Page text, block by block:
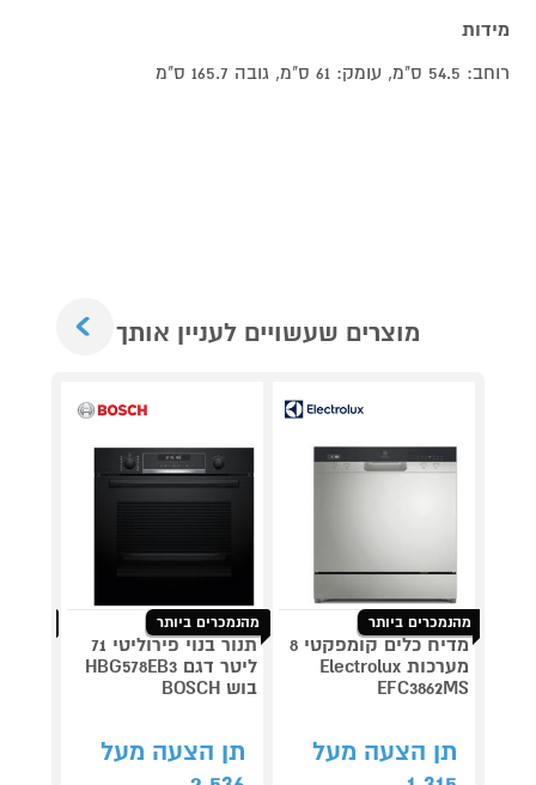
מידות
רוחב: 54.5 ס"מ, עומק: 61 ס"מ, גובה 165.7 ס"מ
מוצרים שעשויים לעניין אותך
מהנמכרים ביותר
מדיח כלים קומפקטי 8
מערכות Electrolux
EFC3862MS
תן הצעה מעל
מהנמכרים ביותר
תנור בנוי פירוליטי 71
ליטר דגם HBG578EB3
בוש BOSCH
תן הצעה מעל